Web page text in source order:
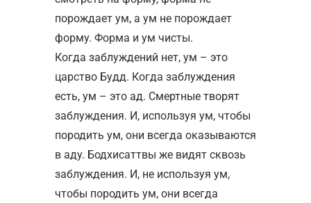
порождает ум, а ум не порождает
форму. Форма и ум чисты.
Когда заблуждений нет, ум – это
царство Будд. Когда заблуждения
есть, ум – это ад. Смертные творят
заблуждения. И, используя ум, чтобы
породить ум, они всегда оказываются
в аду. Бодхисаттвы же видят сквозь
заблуждения. И, не используя ум,
чтобы породить ум, они всегда